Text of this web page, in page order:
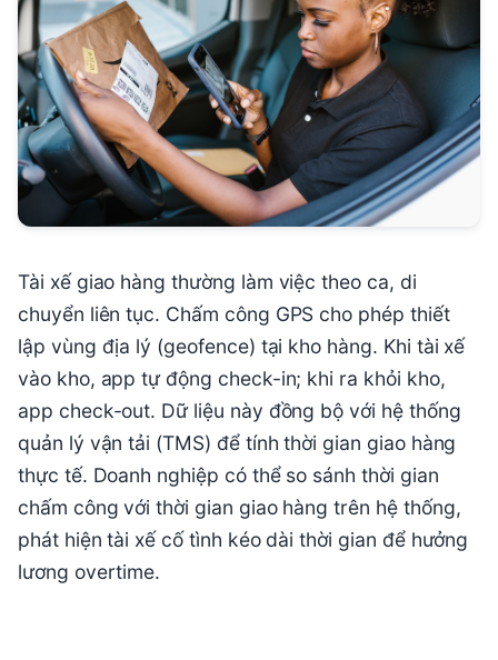
Tài xế giao hàng thường làm việc theo ca, di
chuyển liên tục. Chấm công GPS cho phép thiết
lập vùng địa lý (geofence) tại kho hàng. Khi tài xế
vào kho, app tự động check-in; khi ra khỏi kho,
app check-out. Dữ liệu này đồng bộ với hệ thống
quản lý vận tải (TMS) để tính thời gian giao hàng
thực tế. Doanh nghiệp có thể so sánh thời gian
chấm công với thời gian giao hàng trên hệ thống,
phát hiện tài xế cố tình kéo dài thời gian để hưởng
lương overtime.